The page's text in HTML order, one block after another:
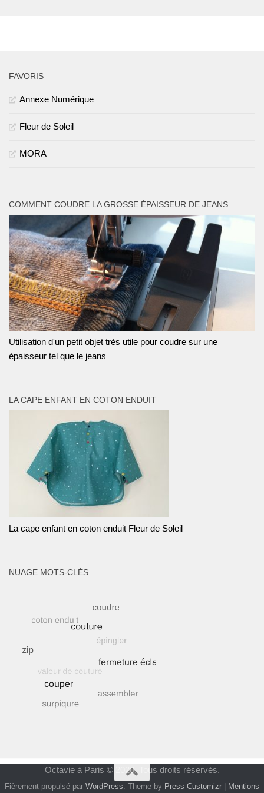
FAVORIS
Annexe Numérique
Fleur de Soleil
MORA
COMMENT COUDRE LA GROSSE ÉPAISSEUR DE JEANS
Utilisation d'un petit objet très utile pour coudre sur une
épaisseur tel que le jeans
LA CAPE ENFANT EN COTON ENDUIT
La cape enfant en coton enduit Fleur de Soleil
NUAGE MOTS-CLÉS
Octavie à Paris © 2026. Tous droits réservés.
Fièrement propulsé par WordPress. Theme by Press Customizr Mentions